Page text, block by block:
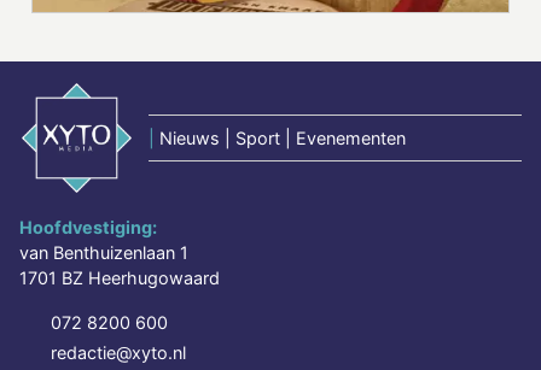
Nieuws | Sport | Evenementen
Hoofdvestiging:
van Benthuizenlaan 1
1701 BZ Heerhugowaard
072 8200 600
redactie@xyto.nl